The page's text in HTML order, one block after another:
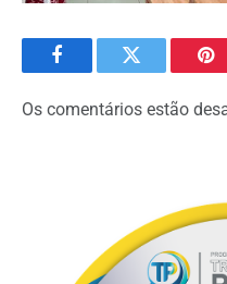
FacebookTwitter
Os comentários estão